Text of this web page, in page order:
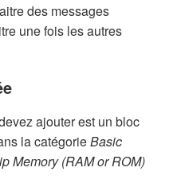
des messages
une fois les autres
ajouter est un bloc
la catégorieBasic
Memory (RAM or ROM)